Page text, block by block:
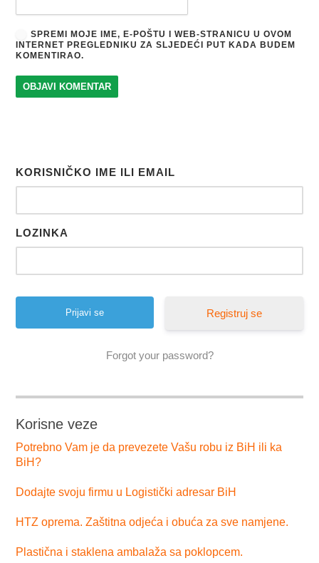
SPREMI MOJE IME, E-POŠTU I WEB-STRANICU U OVOM
INTERNET PREGLEDNIKU ZA SLJEDEĆI PUT KADA BUDEM
KOMENTIRAO.
KORISNIČKO IME ILI EMAIL
LOZINKA
Registruj se
Forgot your password?
Korisne veze
Potrebno Vam je da prevezete Vašu robu iz BiH ili ka
BiH?
Dodajte svoju firmu u Logistički adresar BiH
HTZ oprema. Zaštitna odjeća i obuća za sve namjene.
Plastična i staklena ambalaža sa poklopcem.